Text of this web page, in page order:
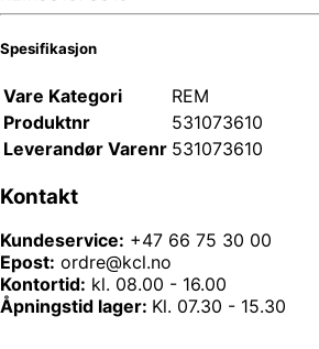
Spesifikasjon
Vare Kategori
REM
Produktnr
531073610
Leverandør Varenr 531073610
Kontakt
Kundeservice: +47 66 75 30 00
Epost: ordre@kcl.no
Kontortid: kl. 08.00 - 16.00
Åpningstid lager: Kl. 07.30 - 15.30